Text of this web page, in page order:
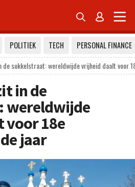
 
POLITIEK TECH
PERSONAL FINANCE
sukkelstraat: wereldwijde vrijheid daalt voor
in de
wereldwijde
18e
jaar